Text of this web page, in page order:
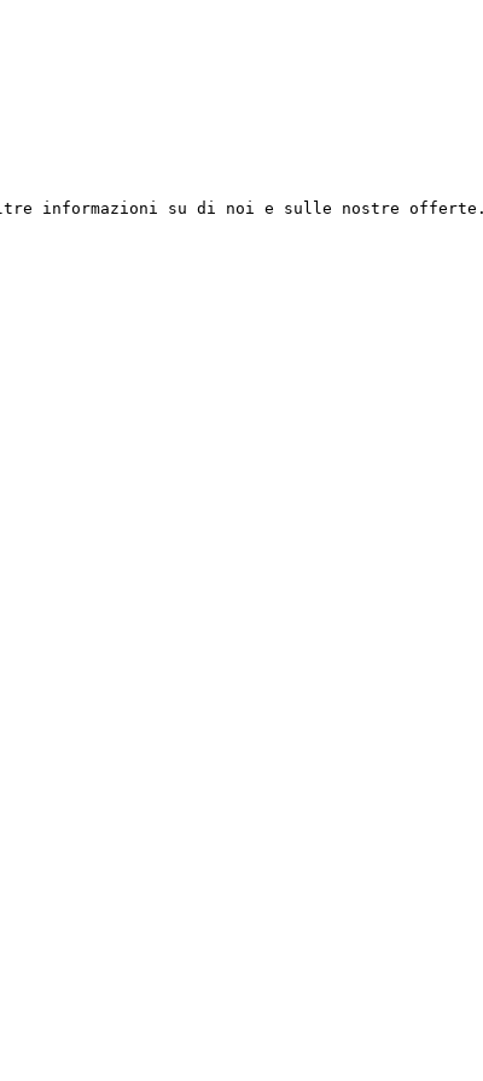
su di noi e sulle nostre offerte.